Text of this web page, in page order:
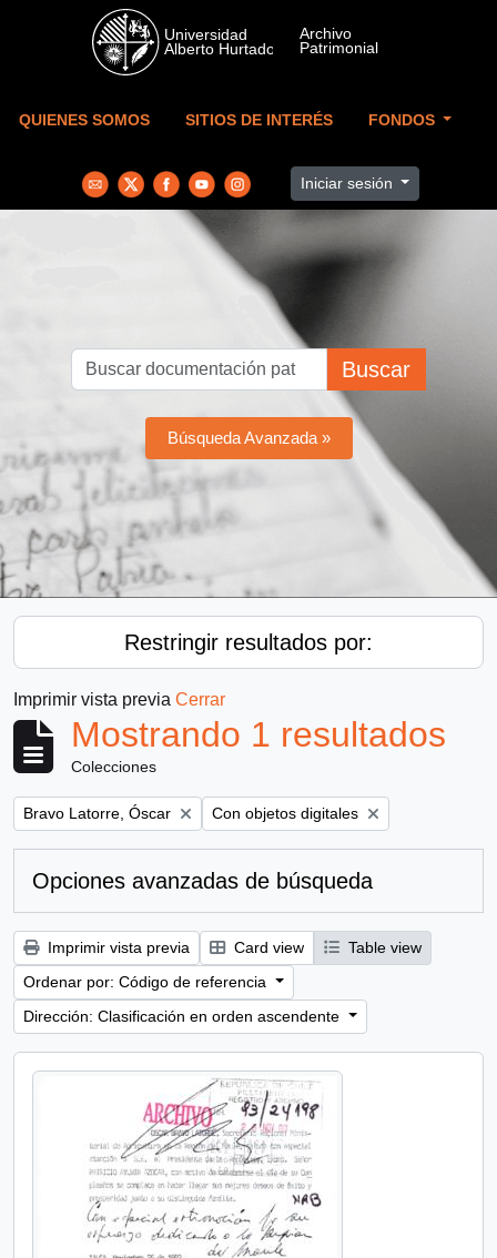
Skip to main content
QUIENES SOMOS SITIOS DE INTERÉS FONDOS
Iniciar sesión
Buscar
Búsqueda Avanzada »
Restringir resultados por:
Imprimir vista previa Cerrar
Mostrando 1 resultados
Colecciones
Remove filter:
Bravo Latorre, Óscar Remove filter:
Con objetos digitales
Opciones avanzadas de búsqueda
Imprimir vista previa Card view
Table view
Ordenar por: Código de referencia
Dirección: Clasificación en orden ascendente